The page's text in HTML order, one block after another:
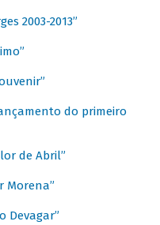
2003-2013”
do primeiro
de Abril”
Morena”
Devagar”